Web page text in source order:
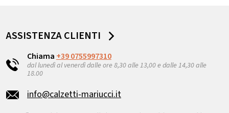
ASSISTENZA CLIENTI
Chiama +39 0755997310
dal lunedì al venerdì dalle ore 8,30 alle 13,00 e dalle 14,30 alle
18.00
info@calzetti-mariucci.it